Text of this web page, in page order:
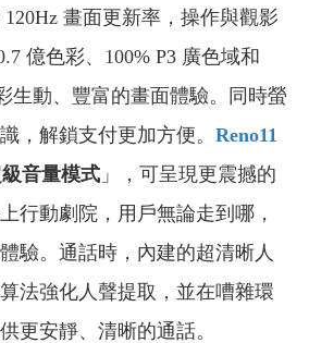
畫面更新率，操作與觀影
億色彩、100% P3 廣色域和
生動、豐富的畫面體驗。同時螢
，解鎖支付更加方便。 Reno11
音量模式 」，可呈現更震撼的
行動劇院，用戶無論走到哪，
驗。通話時，內建的超清晰人
法強化人聲提取，並在嘈雜環
更安靜、清晰的通話。